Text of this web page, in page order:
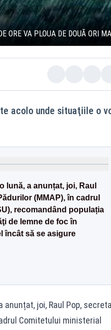
ORE VA PLOUA DE DOUĂ ORI
acolo unde situaţiile o
lună, a anunțat, joi, Raul
(MMAP), în cadrul
recomandând populația
de lemne de foc în
încât să se asigure
joi, Raul Pop,
Comitetului ministerial